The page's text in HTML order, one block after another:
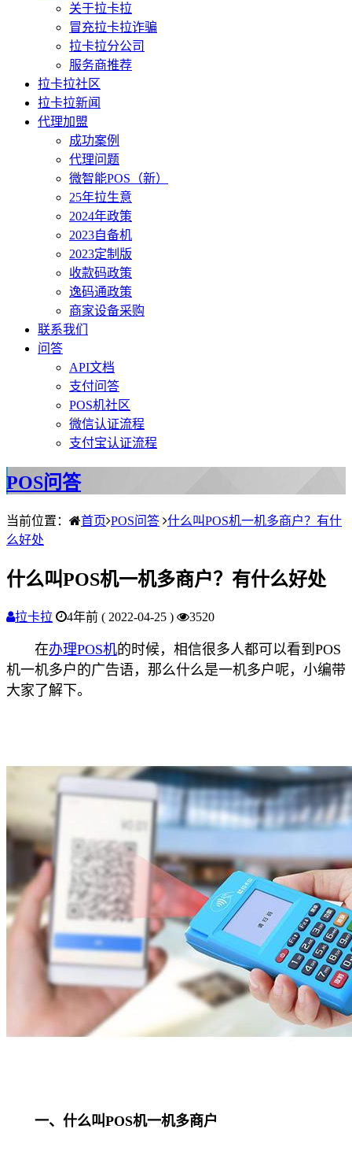
关于拉卡拉
冒充拉卡拉诈骗
拉卡拉分公司
服务商推荐
拉卡拉社区
拉卡拉新闻
代理加盟
成功案例
代理问题
微智能POS（新）
25年拉生意
2024年政策
2023自备机
2023定制版
收款码政策
逸码通政策
商家设备采购
联系我们
问答
API文档
支付问答
POS机社区
微信认证流程
支付宝认证流程
POS问答
当前位置： 首页 POS问答 什么叫POS机一机多商户？有什
么好处
什么叫POS机一机多商户？有什么好处
拉卡拉 4年前 ( 2022-04-25 ) 3520
在办理POS机的时候，相信很多人都可以看到POS
机一机多户的广告语，那么什么是一机多户呢，小编带
大家了解下。
一、什么叫POS机一机多商户